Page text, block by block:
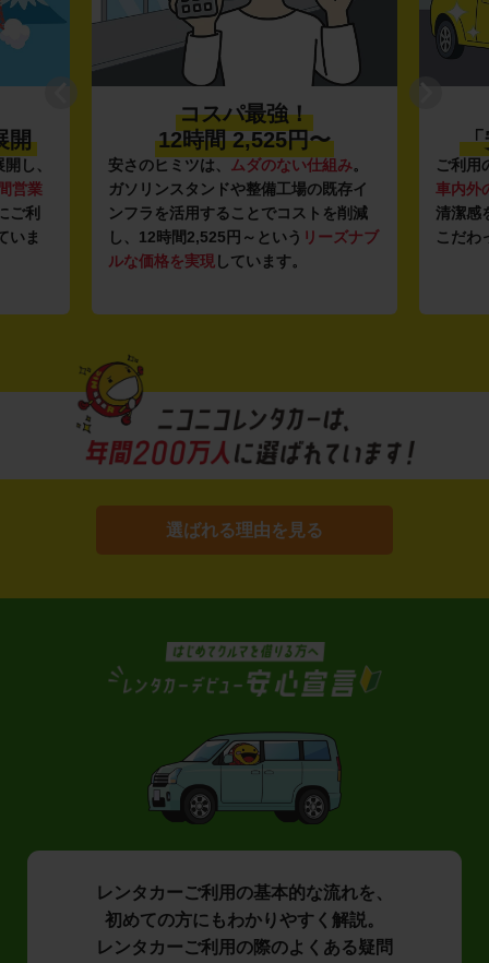
開
し、
営業
ご利
いま
コスパ最強！
12時間 2,525円〜
安さのヒミツは、 ムダのない仕組み。
ガソリンスタンドや整備工場の既存イ
ンフラを活用することでコストを削減
し、12時間2,525円～という リーズナブ
ルな価格を実現 しています。
「
ご利用
車内外
清潔感
こだわ
選ばれる理由を見る
レンタカーご利用の基本的な流れを、
初めての方にもわかりやすく解説。
レンタカーご利用の際のよくある疑問